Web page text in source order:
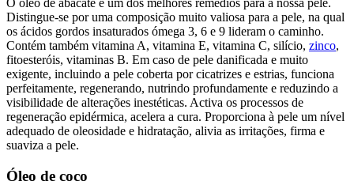
O óleo de abacate é um dos melhores remédios para a nossa pele.
Distingue-se por uma composição muito valiosa para a pele, na qual
os ácidos gordos insaturados ómega 3, 6 e 9 lideram o caminho.
Contém também vitamina A, vitamina E, vitamina C, silício, zinco,
fitoesteróis, vitaminas B. Em caso de pele danificada e muito
exigente, incluindo a pele coberta por cicatrizes e estrias, funciona
perfeitamente, regenerando, nutrindo profundamente e reduzindo a
visibilidade de alterações inestéticas. Activa os processos de
regeneração epidérmica, acelera a cura. Proporciona à pele um nível
adequado de oleosidade e hidratação, alivia as irritações, firma e
suaviza a pele.
Óleo de coco